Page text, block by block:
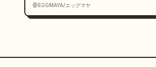
@EGGMAYA/エッグマヤ